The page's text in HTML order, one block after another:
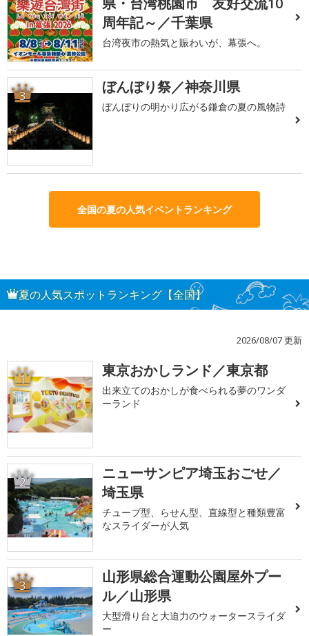
周年記～／千葉県
台湾夜市の熱気と賑わいが、幕張へ。
3 ぼんぼり祭／神奈川県
ぼんぼりの明かり広がる鎌倉の夏の風物詩
全国の夏の人気イベントランキング
夏の人気スポットランキング【全国】
2026/08/07 更新
1 東京おかしランド／東京都
出来立てのおかしが食べられる夢のワンダ
ーランド
2
ニューサンピア埼玉おごせ／
埼玉県
チューブ型、らせん型、直線型と種類豊富
なスライダーが人気
3
山形県総合運動公園屋外プー
ル／山形県
大型滑り台と大迫力のウォータースライダ
ー